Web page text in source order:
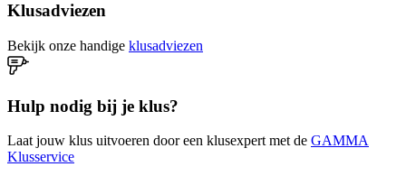
Klusadviezen
Bekijk onze handige klusadviezen
Hulp nodig bij je klus?
Laat jouw klus uitvoeren door een klusexpert met de GAMMA
Klusservice